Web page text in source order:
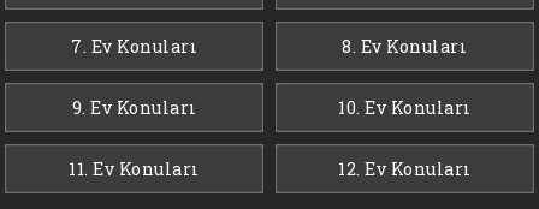
7. Ev Konuları 8. Ev Konuları
9. Ev Konuları 10. Ev Konuları
11. Ev Konuları 12. Ev Konuları